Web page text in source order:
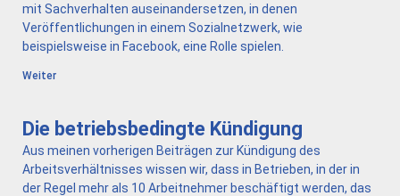
mit Sachverhalten auseinandersetzen, in denen
Veröffentlichungen in einem Sozialnetzwerk, wie
beispielsweise in Facebook, eine Rolle spielen.
Weiter
Die betriebsbedingte Kündigung
Aus meinen vorherigen Beiträgen zur Kündigung des
Arbeitsverhältnisses wissen wir, dass in Betrieben, in der in
der Regel mehr als 10 Arbeitnehmer beschäftigt werden, das